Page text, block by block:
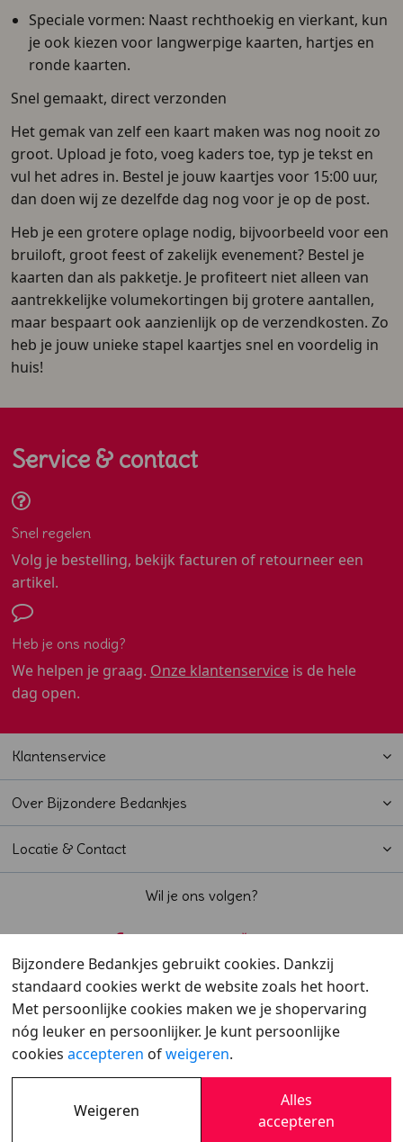
Speciale vormen: Naast rechthoekig en vierkant, kun
je ook kiezen voor langwerpige kaarten, hartjes en
ronde kaarten.
Snel gemaakt, direct verzonden
Het gemak van zelf een kaart maken was nog nooit zo
groot. Upload je foto, voeg kaders toe, typ je tekst en
vul het adres in. Bestel je jouw kaartjes voor 15:00 uur,
dan doen wij ze dezelfde dag nog voor je op de post.
Heb je een grotere oplage nodig, bijvoorbeeld voor een
bruiloft, groot feest of zakelijk evenement? Bestel je
kaarten dan als pakketje. Je profiteert niet alleen van
aantrekkelijke volumekortingen bij grotere aantallen,
maar bespaart ook aanzienlijk op de verzendkosten. Zo
heb je jouw unieke stapel kaartjes snel en voordelig in
huis!
Service & contact
Snel regelen
Volg je bestelling, bekijk facturen of retourneer een
artikel.
Heb je ons nodig?
We helpen je graag. Onze klantenserviceis de hele
dag open.
Klantenservice
Over Bijzondere Bedankjes
Locatie & Contact
Wil je ons volgen?
Overzicht• Cookies•Privacy
Bijzondere Bedankjes gebruikt cookies. Dankzij
standaard cookies werkt de website zoals het hoort.
Met persoonlijke cookies maken we je shopervaring
nóg leuker en persoonlijker. Je kunt persoonlijke
cookies accepteren ofweigeren.
Weigeren
Alles
accepteren